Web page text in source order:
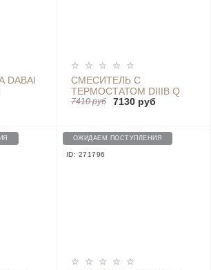
DABAI
3
СМЕСИТЕЛЬ С
ТЕРМОСТАТОМ DIIIB Q
THERMOSTATIC SHOWER
7410 руб 7130 руб
ОЖИДАЕМ ПОСТУПЛЕНИЯ
ID: 271796